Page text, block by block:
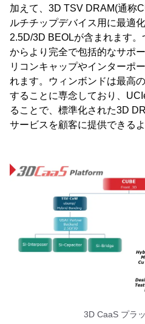
加えて、3D TSV DRAM(通称
ルチチップデバイス用に最適
2.5D/3D BEOLが含まれます
からより完全で包括的なサポ
リコンキャップやインターポ
れます。ウィンボンドは最高
することに専念しており、
ることで、標準化された3D
サービスを顧客に提供できる
3D CaaS プラ